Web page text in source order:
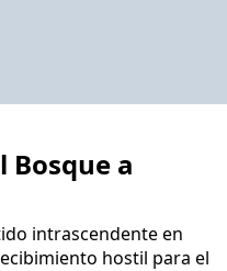
Bosque a
intrascendente en
hostil para el